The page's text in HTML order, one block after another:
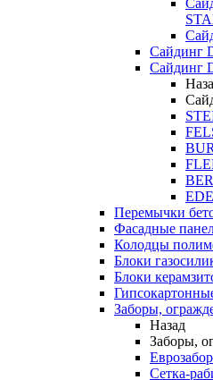
Сайдинг
Сайдинг
Перемычки
Фасадные
Колодцы
Блоки
Блоки
Заборы,
Назад
Заборы,
Сетка-